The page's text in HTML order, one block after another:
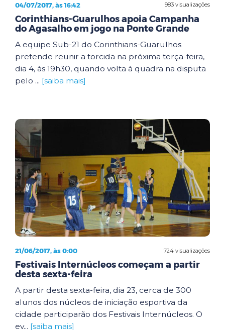
983 visualizações
04/07/2017, às 16:42
Corinthians-Guarulhos apoia Campanha
do Agasalho em jogo na Ponte Grande
A equipe Sub-21 do Corinthians-Guarulhos
pretende reunir a torcida na próxima terça-feira,
dia 4, às 19h30, quando volta à quadra na disputa
pelo ... [saiba mais]
724 visualizações
21/06/2017, às 0:00
Festivais Internúcleos começam a partir
desta sexta-feira
A partir desta sexta-feira, dia 23, cerca de 300
alunos dos núcleos de iniciação esportiva da
cidade participarão dos Festivais Internúcleos. O
ev... [saiba mais]